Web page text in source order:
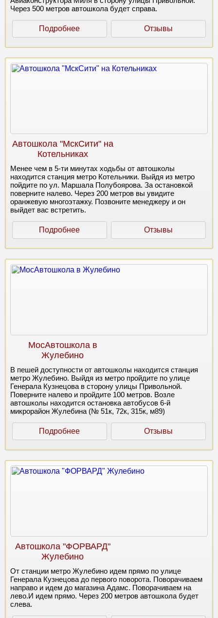
Через 500 метров автошкола будет справа.
Подробнее Отзывы
Автошкола "МскСити" на
Котельниках
Менее чем в 5-ти минутах ходьбы от автошколы
находится станция метро Котельники. Выйдя из метро
пойдите по ул. Маршала Полубоярова. За остановкой
поверните налево. Через 200 метров вы увидите
оранжевую многоэтажку. Позвоните менеджеру и он
выйдет вас встретить.
Подробнее Отзывы
МосАвтошкола в
Жулебино
В пешей доступности от автошколы находится станция
метро Жулебино. Выйдя из метро пройдите по улице
Генерала Кузнецова в сторону улицы Привольной.
Поверните налево и пройдите 100 метров. Возле
автошколы находится остановка автобусов 6-й
микрорайон Жулебина (№ 51к, 72к, 315к, м89)
Подробнее Отзывы
Автошкола "ФОРВАРД"
Жулебино
От станции метро Жулебино идем прямо по улице
Генерала Кузнецова до первого поворота. Поворачиваем
направо и идем до магазина Адамс. Поворачиваем на
лево.И идем прямо. Через 200 метров автошкола будет
слева.